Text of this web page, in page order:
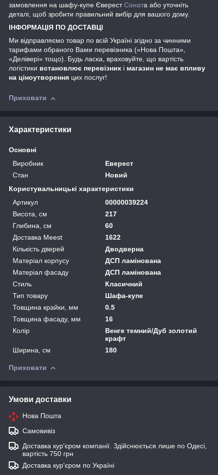
замовлення на шафу-купе ЄверестСоната або уточніть
деталі, щоб зробити правильний вибір для вашого дому.
ІНФОРМАЦІЯ ПО ДОСТАВЦІ
Ми відправляємо товар по всій Україні згідно за чинними
тарифами обраного Вами перевізника («Нова Пошта»,
«Делівері» тощо). Будь ласка, враховуйте, що вартість
логістики встановлює перевізник і магазин не має впливу
на ціноутворення цих послуг!
Приховати
Характеристики
Основні
Виробник
Еверест
Стан
Новий
Користувальницькі характеристики
Артикул
00000039224
Висота, см
217
Глибина, см
60
Доставка Meest
1622
Кількість дверей
Дводверна
Матеріал корпусу
ДСП ламінована
Матеріал фасаду
ДСП ламінована
Стиль
Класичний
Тип товару
Шафа-купе
Товщина крайки, мм
0.5
Товщина фасаду, мм
16
Колір
Венге темний/Дуб золотий
крафт
Ширина, см
180
Приховати
Умови доставки
Нова Пошта
Самовивіз
Доставка кур'єром компанії. Здійснюється лише по Одесі,
вартість 750 грн
Доставка кур'єром по Україні